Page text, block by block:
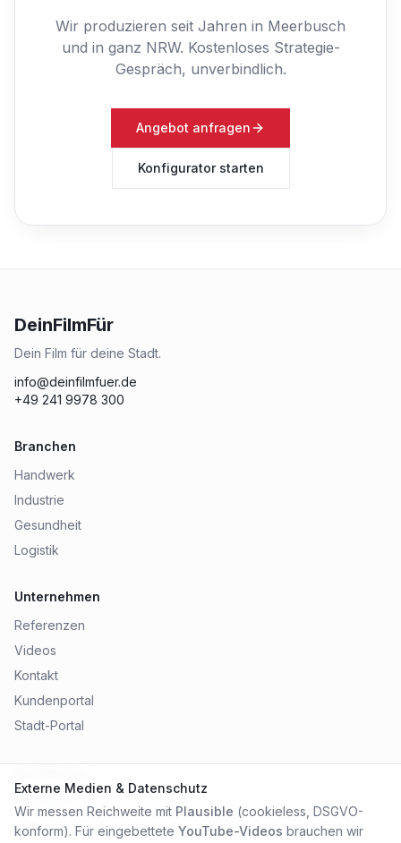
Wir produzieren seit Jahren in Meerbusch
und in ganz NRW. Kostenloses Strategie-
Gespräch, unverbindlich.
Angebot anfragen
Konfigurator starten
DeinFilmFür
Dein Film für deine Stadt.
info@deinfilmfuer.de
+49 241 9978 300
Branchen
Handwerk
Industrie
Gesundheit
Logistik
Unternehmen
Referenzen
Videos
Kontakt
Kundenportal
Stadt-Portal
Datenschutz
Externe Medien & Datenschutz
Wir messen Reichweite mit Plausible (cookieless, DSGVO-
konform). Für eingebettete YouTube-Videos brauchen wir